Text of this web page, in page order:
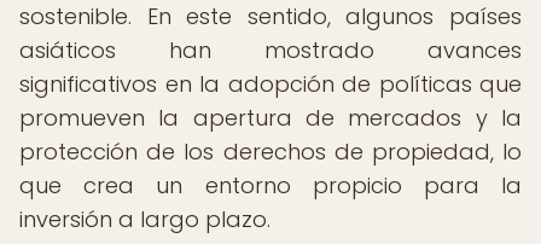
sostenible. En este sentido, algunos países
asiáticos han mostrado avances
significativos en la adopción de políticas que
promueven la apertura de mercados y la
protección de los derechos de propiedad, lo
que crea un entorno propicio para la
inversión a largo plazo.